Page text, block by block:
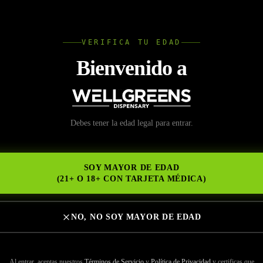
VERIFICA TU EDAD
Bienvenido a
Debes tener la edad legal para entrar.
SOY MAYOR DE EDAD
(21+ O 18+ CON TARJETA MÉDICA)
NO, NO SOY MAYOR DE EDAD
Legal Vista
en Wellgreens